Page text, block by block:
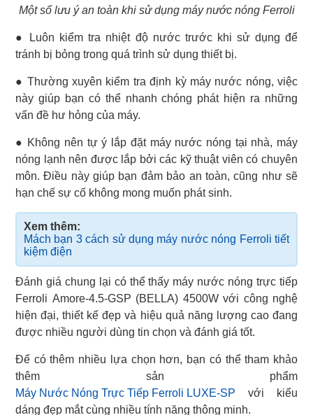
Một số lưu ý an toàn khi sử dụng máy nước nóng Ferroli
● Luôn kiểm tra nhiệt độ nước trước khi sử dụng để
tránh bị bỏng trong quá trình sử dụng thiết bị.
● Thường xuyên kiểm tra định kỳ máy nước nóng, việc
này giúp bạn có thể nhanh chóng phát hiện ra những
vấn đề hư hỏng của máy.
● Không nên tự ý lắp đặt máy nước nóng tại nhà, máy
nóng lạnh nên được lắp bởi các kỹ thuật viên có chuyên
môn. Điều này giúp bạn đảm bảo an toàn, cũng như sẽ
hạn chế sự cố không mong muốn phát sinh.
Xem thêm:
Mách bạn 3 cách sử dụng máy nước nóng Ferroli tiết
kiệm điện
Đánh giá chung lại có thể thấy máy nước nóng trực tiếp
Ferroli Amore-4.5-GSP (BELLA) 4500W với công nghệ
hiện đại, thiết kế đẹp và hiệu quả năng lượng cao đang
được nhiều người dùng tin chọn và đánh giá tốt.
Để có thêm nhiều lựa chọn hơn, bạn có thể tham khảo
Máy Nước Nóng Trực Tiếp Ferroli LUXE-SP với kiểu
dáng đẹp mắt cùng nhiều tính năng thông minh.